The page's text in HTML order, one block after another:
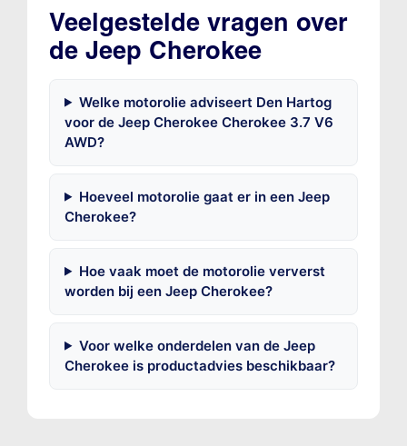
Veelgestelde vragen over
de Jeep Cherokee
Welke motorolie adviseert Den Hartog
voor de Jeep Cherokee Cherokee 3.7 V6
AWD?
Hoeveel motorolie gaat er in een Jeep
Cherokee?
Hoe vaak moet de motorolie ververst
worden bij een Jeep Cherokee?
Voor welke onderdelen van de Jeep
Cherokee is productadvies beschikbaar?